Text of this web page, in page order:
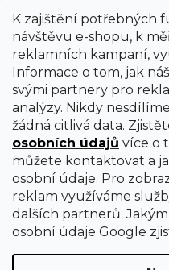
K zajištění potřebných
návštěvu e-shopu, k
reklamních kampaní,
Informace o tom, jak
svými partnery pro
analýzy. Nikdy
žádná citlivá data.
osobních údajů více o
můžete kontaktovat a
osobní údaje. Pro
reklam využíváme
dalších partnerů.
osobní údaje Google